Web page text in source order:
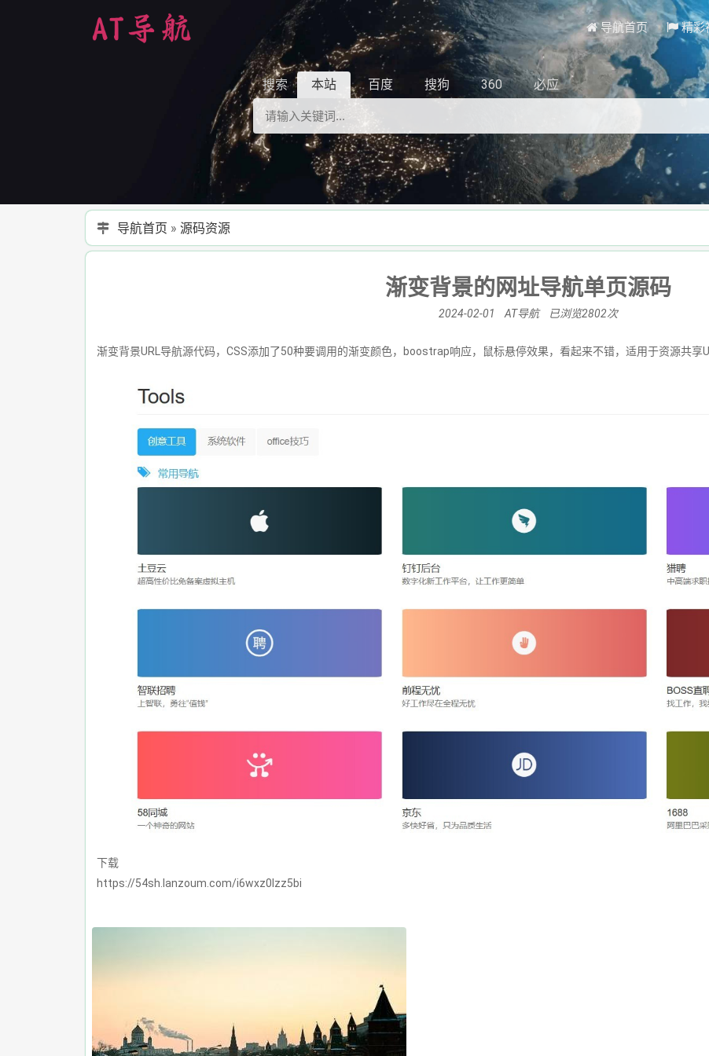
导航首页 精彩
搜索 本站 百度 搜狗 360 必应
导航首页 »源码资源
渐变背景的网址导航单页源码
2024-02-01 AT导航 已浏览2802次
渐变背景URL导航源代码，CSS添加了50种要调用的渐变颜色，boostrap响应，鼠标悬停效果，看起来不错，适用于资源共享
下载
https://54sh.lanzoum.com/i6wxz0lzz5bi